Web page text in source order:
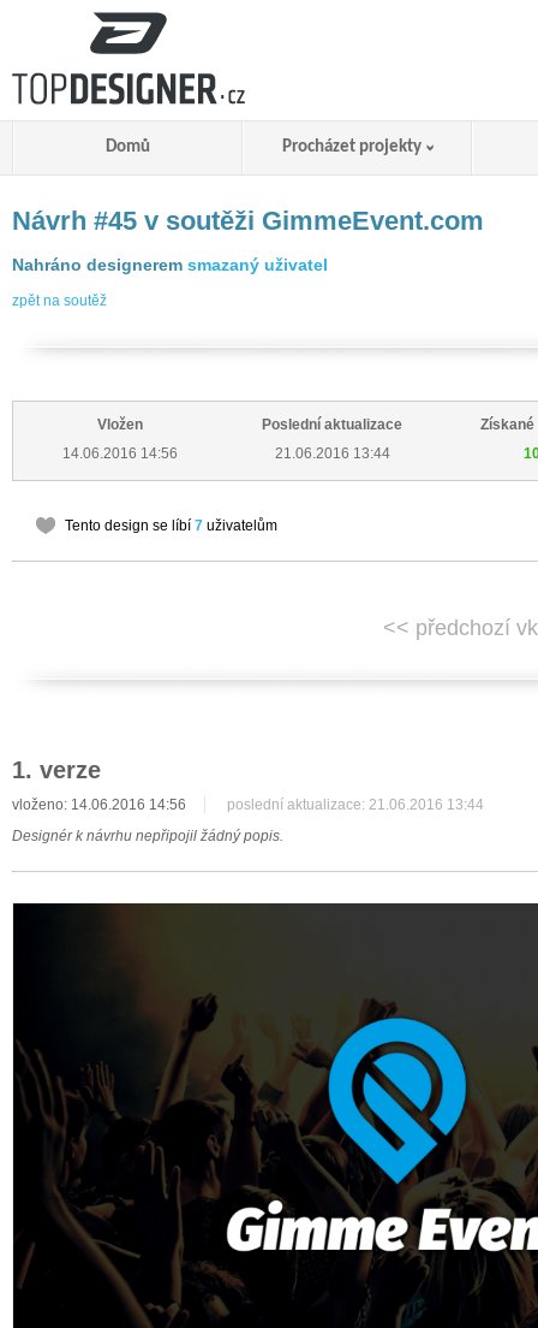
Domů Procházet projekty
Návrh #45 v soutěži GimmeEvent.com
Nahráno designerem smazaný uživatel
zpět na soutěž
Vložen
14.06.2016 14:56
Poslední aktualizace
21.06.2016 13:44
Získané
Tento design se líbí 7 uživatelům
<< předchozí
1. verze
vloženo: 14.06.2016 14:56
poslední aktualizace: 21.06.2016 13:44
Designér k návrhu nepřipojil žádný popis.